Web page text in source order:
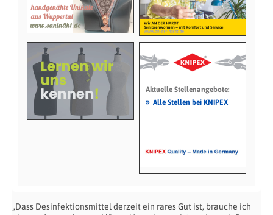
Aktuelle Stellenangebote:
» Alle Stellen bei KNIPEX
„Dass Desinfektionsmittel derzeit ein rares Gut ist, brauche ich